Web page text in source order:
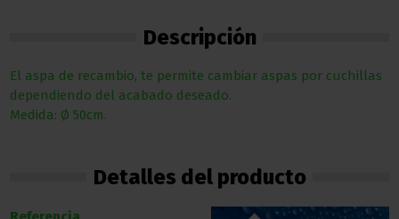
Descripción
El aspa de recambio, te permite cambiar aspas por cuchillas
dependiendo del acabado deseado.
Medida: Ø 50cm.
Detalles del producto